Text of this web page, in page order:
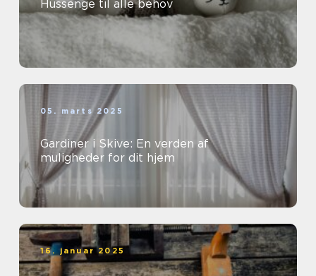
Hussenge til alle behov
05. marts 2025
Gardiner i Skive: En verden af
muligheder for dit hjem
16. januar 2025